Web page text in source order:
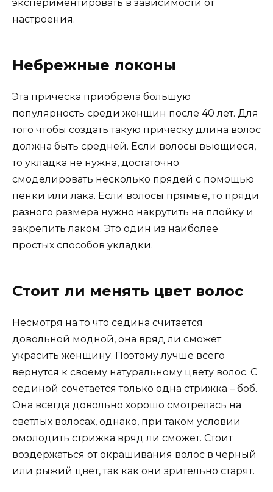
экспериментировать в зависимости от
настроения.
Небрежные локоны
Эта прическа приобрела большую
популярность среди женщин после 40 лет. Для
того чтобы создать такую прическу длина волос
должна быть средней. Если волосы вьющиеся,
то укладка не нужна, достаточно
смоделировать несколько прядей с помощью
пенки или лака. Если волосы прямые, то пряди
разного размера нужно накрутить на плойку и
закрепить лаком. Это один из наиболее
простых способов укладки.
Стоит ли менять цвет волос
Несмотря на то что седина считается
довольной модной, она вряд ли сможет
украсить женщину. Поэтому лучше всего
вернутся к своему натуральному цвету волос. С
сединой сочетается только одна стрижка – боб.
Она всегда довольно хорошо смотрелась на
светлых волосах, однако, при таком условии
омолодить стрижка вряд ли сможет. Стоит
воздержаться от окрашивания волос в черный
или рыжий цвет, так как они зрительно старят.